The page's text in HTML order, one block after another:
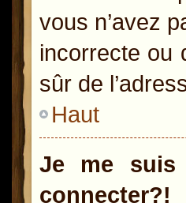
vous n’avez
incorrecte ou
sûr de
Haut
Je me suis
connecter?!